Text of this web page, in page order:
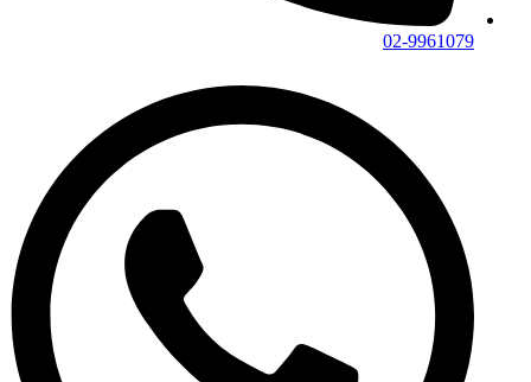
02-9961079